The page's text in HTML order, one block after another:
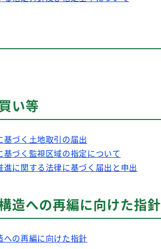
い等
基づく土地取引の届出
基づく監視区域の指定について
進に関する法律に基づく届出と申出
造への再編に向けた指針
への再編に向けた指針